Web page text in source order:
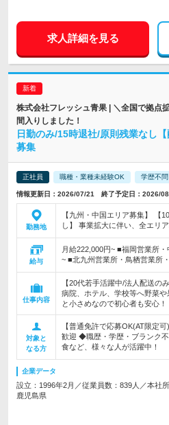
求人詳細を見る
株式会社フレッシュ青果 | ＼全国で拠点
間入りしました！
日勤のみ/15時退社/原則残業なし
募集
正社員 職種・業種未経験OK 学歴不問
情報更新日：2026/07/21 終了予定日：2026/
勤務地
【九州・中国エリア募集】 【
し】 事業拡大に伴い、全エリ
給与
月給222,000円~ ■福岡営業所
~ ■北九州営業所・鳥栖営業所
仕事内容
【20代若手活躍中/法人配送
病院、ホテル、学校等へ野菜
と小さめなので初心者も安心！
対象と
なる方
【普通免許で応募OK(AT限定
歓迎 ◆職歴・学歴・ブランク
食など、様々な人が活躍中！
企業データ
設立：1996年2月／従業員数：839人／本社所
鹿児島県